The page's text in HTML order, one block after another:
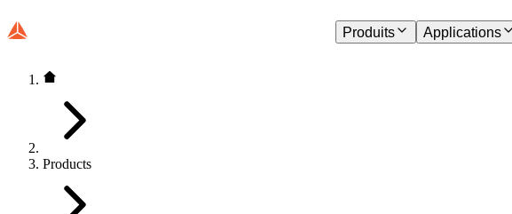
Produits Applications
Products